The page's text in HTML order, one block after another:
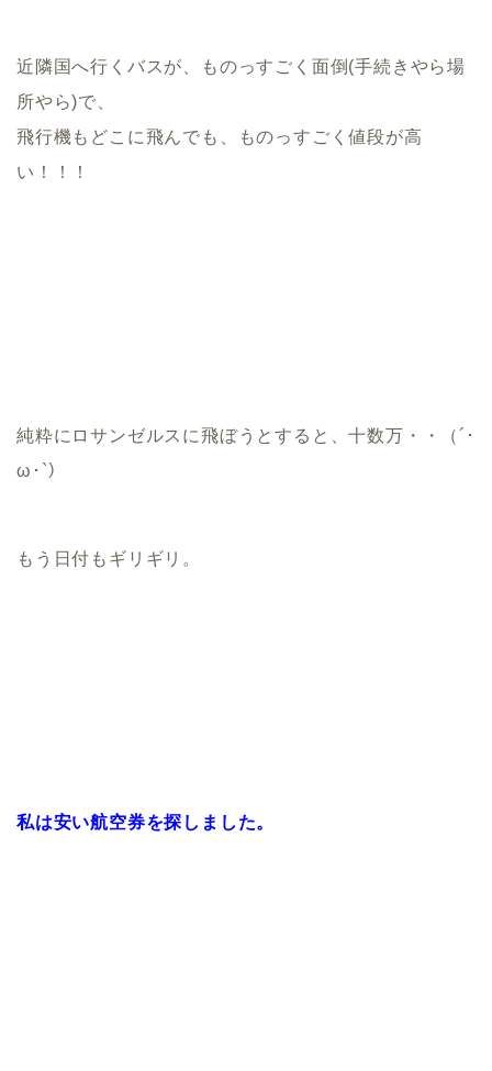
近隣国へ行くバスが、ものっすごく面倒(手続きやら場
所やら)で、
飛行機もどこに飛んでも、ものっすごく値段が高
い！！！
純粋にロサンゼルスに飛ぼうとすると、十数万・・（´･
ω･`）
もう日付もギリギリ。
私は安い航空券を探しました。